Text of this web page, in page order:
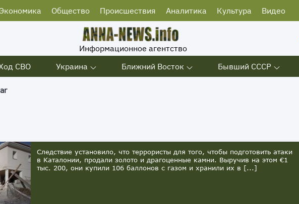
Общество Происшествия Аналитика Культура Видео
Информационное агентство
СВО Украина Ближний Восток Бывший СССР
Следствие установило, что террористы для того, чтобы подготовить атаки
в Каталонии, продали золото и драгоценные камни. Выручив на этом €1
тыс. 200, они купили 106 баллонов с газом и хранили их в [...]